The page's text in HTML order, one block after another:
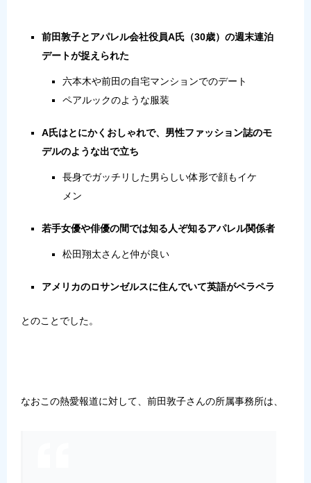
前田敦子とアパレル会社役員A氏（30歳）の週末連泊
デートが捉えられた
六本木や前田の自宅マンションでのデート
ペアルックのような服装
A氏はとにかくおしゃれで、男性ファッション誌のモ
デルのような出で立ち
長身でガッチリした男らしい体形で顔もイケ
メン
若手女優や俳優の間では知る人ぞ知るアパレル関係者
松田翔太さんと仲が良い
アメリカのロサンゼルスに住んでいて英語がペラペラ
とのことでした。
なおこの熱愛報道に対して、前田敦子さんの所属事務所は、